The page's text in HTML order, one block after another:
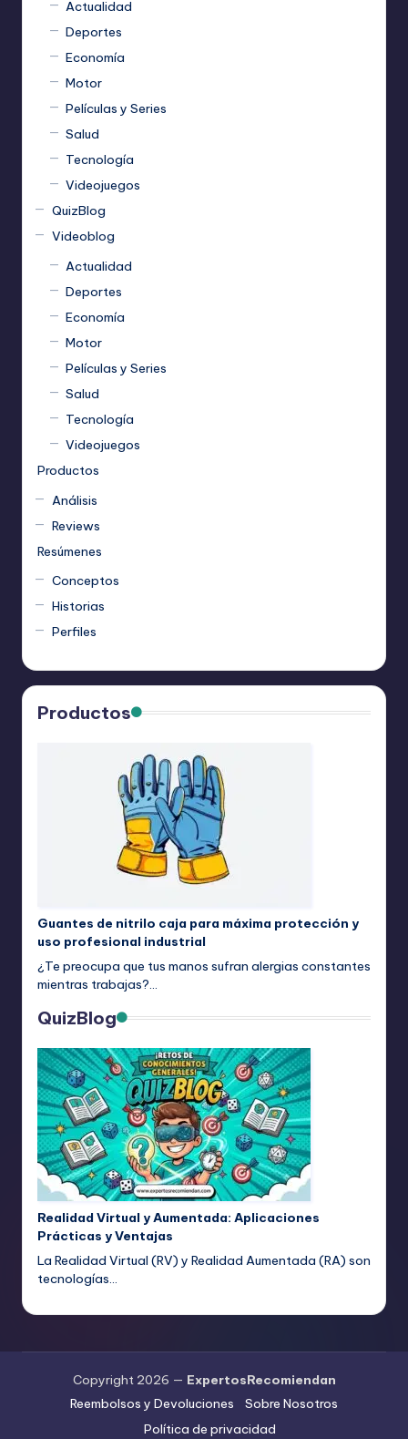
Actualidad
Deportes
Economía
Motor
Películas y Series
Salud
Tecnología
Videojuegos
QuizBlog
Videoblog
Actualidad
Deportes
Economía
Motor
Películas y Series
Salud
Tecnología
Videojuegos
Productos
Análisis
Reviews
Resúmenes
Conceptos
Historias
Perfiles
Productos
Guantes de nitrilo caja para máxima protección y
uso profesional industrial
¿Te preocupa que tus manos sufran alergias constantes
mientras trabajas?…
QuizBlog
Realidad Virtual y Aumentada: Aplicaciones
Prácticas y Ventajas
La Realidad Virtual (RV) y Realidad Aumentada (RA) son
tecnologías…
Copyright 2026 — ExpertosRecomiendan
Reembolsos y Devoluciones
Sobre Nosotros
Política de privacidad